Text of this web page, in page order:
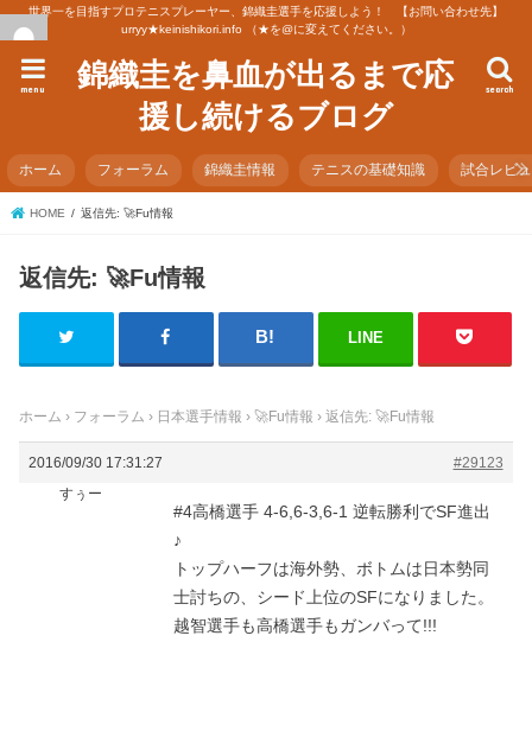
世界一を目指すプロテニスプレーヤー、錦織圭選手を応援しよう！ 【お問い合わせ先】
urryy★keinishikori.info （★を@に変えてください。）
錦織圭を鼻血が出るまで応
援し続けるブログ
search
menu
ホーム フォーラム 錦織圭情報 テニスの基礎知識 試合レビ
HOME 返信先: 🚀Fu情報
返信先: 🚀Fu情報
LINE
ホーム › フォーラム › 日本選手情報 › 🚀Fu情報 › 返信先: 🚀Fu情報
2016/09/30 17:31:27
#29123
すぅー
#4高橋選手 4-6,6-3,6-1 逆転勝利でSF進出
♪
トップハーフは海外勢、ボトムは日本勢同
士討ちの、シード上位のSFになりました。
越智選手も高橋選手もガンバって!!!